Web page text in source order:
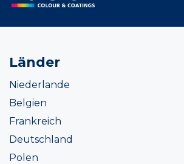
Länder
Niederlande
Belgien
Frankreich
Deutschland
Polen